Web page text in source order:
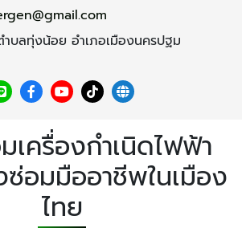
บลทุ่งน้อย อำเภอเมืองนครปฐม
เครื่องกำเนิดไฟฟ้า
ซ่อมมืออาชีพในเมือง
ไทย